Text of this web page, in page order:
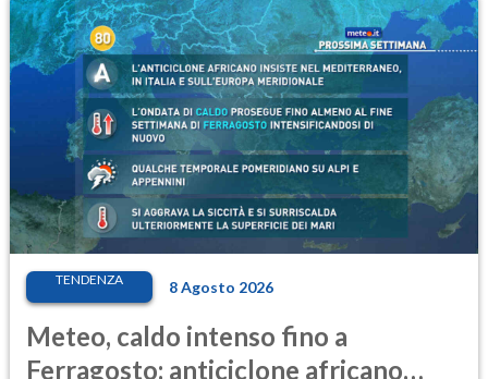
TENDENZA 8 Agosto 2026
Meteo, caldo intenso fino a
Ferragosto: anticiclone africano